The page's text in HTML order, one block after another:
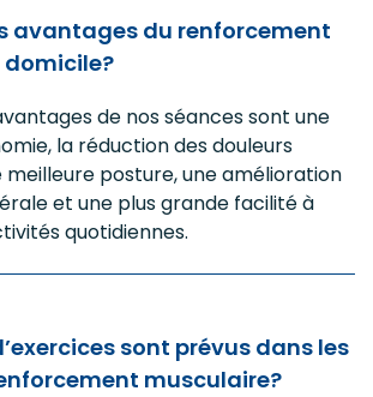
avantages du renforcement
de nos séances sont une
la réduction des douleurs
meilleure posture, une amélioration
et une plus grande facilité à
quotidiennes.
sont prévus dans les
musculaire?